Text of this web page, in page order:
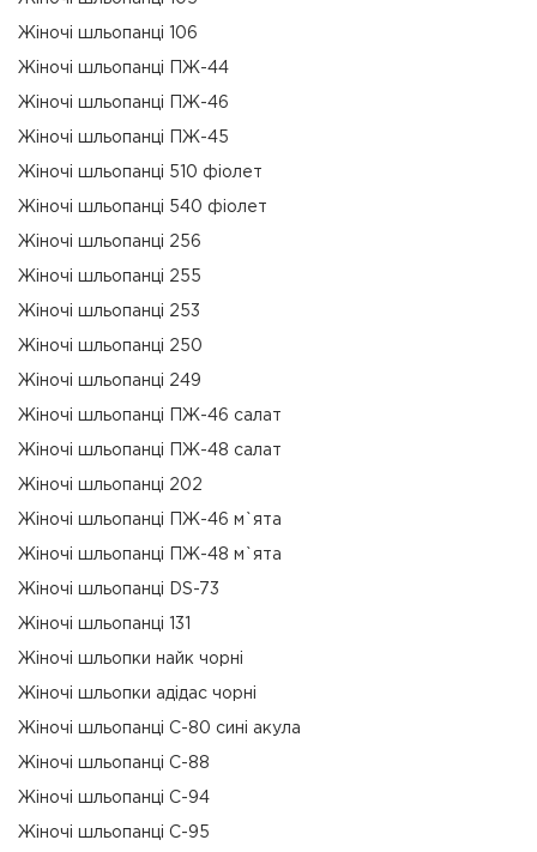
Жіночі шльопанці 106
Жіночі шльопанці ПЖ-44
Жіночі шльопанці ПЖ-46
Жіночі шльопанці ПЖ-45
Жіночі шльопанці 510 фіолет
Жіночі шльопанці 540 фіолет
Жіночі шльопанці 256
Жіночі шльопанці 255
Жіночі шльопанці 253
Жіночі шльопанці 250
Жіночі шльопанці 249
Жіночі шльопанці ПЖ-46 салат
Жіночі шльопанці ПЖ-48 салат
Жіночі шльопанці 202
Жіночі шльопанці ПЖ-46 м`ята
Жіночі шльопанці ПЖ-48 м`ята
Жіночі шльопанці DS-73
Жіночі шльопанці 131
Жіночі шльопки найк чорні
Жіночі шльопки адідас чорні
Жіночі шльопанці С-80 сині акула
Жіночі шльопанці С-88
Жіночі шльопанці С-94
Жіночі шльопанці С-95